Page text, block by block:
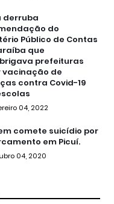
derruba
do
Público de Contas
que
prefeituras
vacinação de
contra Covid-19
04, 2022
comete suicídio por
em Picuí.
04, 2020